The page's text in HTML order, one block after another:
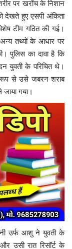
पर खरोंच के निशान
देखते हुए एसपी अंकिता
टीम गठित की गई।
अन्य तथ्यों के आधार पर
पुलिस का दावा है कि
युवती के परिचित थे।
से उसे जबरन शराब
गया।
उर्फ आशु ने युवती के
उसी रात रिसॉर्ट के